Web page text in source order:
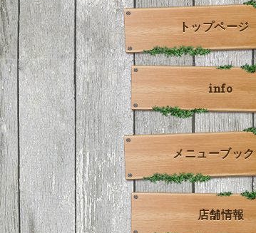
トップページ
info
メニューブック
店舗情報